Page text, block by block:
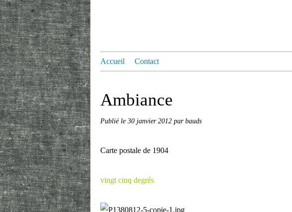
Accueil Contact
Ambiance
Publié le 30 janvier 2012 par bauds
Carte postale de 1904
vingt cinq degrés